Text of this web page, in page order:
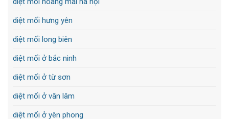
diệt mối hưng yên
diệt mối long biên
diệt mối ở bắc ninh
diệt mối ở từ sơn
diệt mối ở văn lâm
diệt mối ở yên phong